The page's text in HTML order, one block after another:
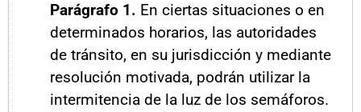
Parágrafo 1. En ciertas situaciones o en
determinados horarios, las autoridades
de tránsito, en su jurisdicción y mediante
resolución motivada, podrán utilizar la
intermitencia de la luz de los semáforos.